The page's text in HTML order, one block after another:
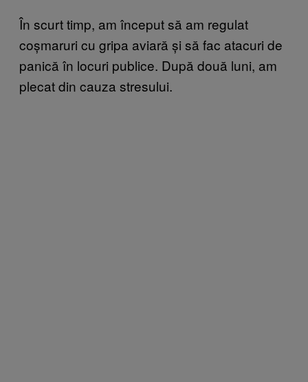
În scurt timp, am început să am regulat
coșmaruri cu gripa aviară și să fac atacuri de
panică în locuri publice. După două luni, am
plecat din cauza stresului.